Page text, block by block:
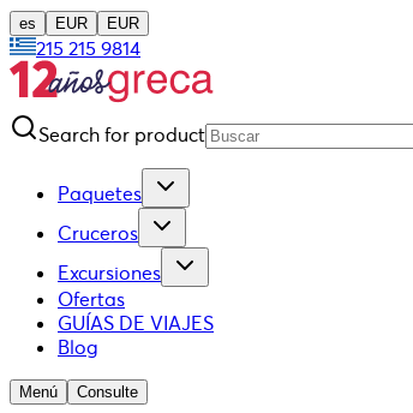
es EUR EUR
215 215 9814
Search for product
Paquetes
Cruceros
Excursiones
Ofertas
GUÍAS DE VIAJES
Blog
Menú Consulte